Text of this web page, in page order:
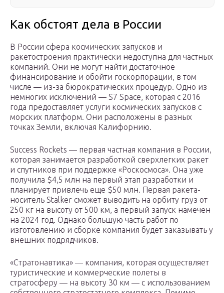
Как обстоят дела в России
В России сфера космических запусков и
ракетостроения практически недоступна для частных
компаний. Они не могут найти достаточное
финансирование и обойти госкорпорации, в том
числе — из-за бюрократических процедур. Одно из
немногих исключений — S7 Space, которая с 2016
года предоставляет услуги космических запусков с
морских платформ. Они расположены в разных
точках Земли, включая Калифорнию.
Success Rockets — первая частная компания в России,
которая занимается разработкой сверхлегких ракет
и спутников при поддержке «Роскосмоса». Она уже
получила $4,5 млн на первый этап разработки и
планирует привлечь еще $50 млн. Первая ракета-
носитель Stalker сможет выводить на орбиту груз от
250 кг на высоту от 500 км, а первый запуск намечен
на 2024 год. Однако большую часть работ по
изготовлению и сборке компания будет заказывать у
внешних подрядчиков.
«Стратонавтика» — компания, которая осуществляет
туристические и коммерческие полеты в
стратосферу — на высоту 30 км — с использованием